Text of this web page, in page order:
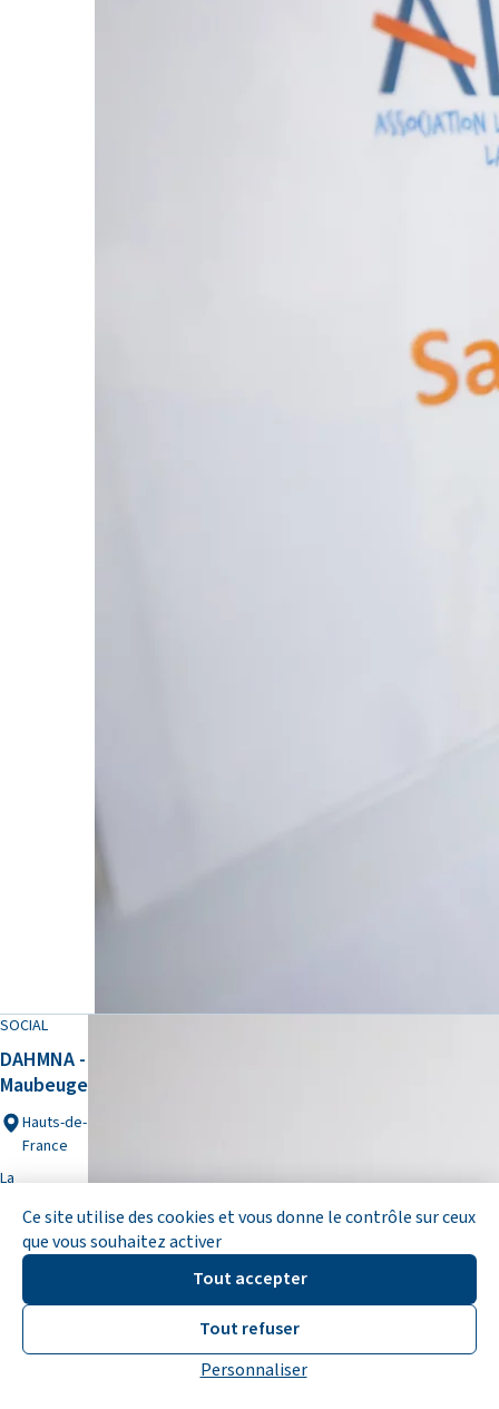
SOCIAL
DAHMNA -
Maubeuge
Hauts-de-
France
La
de l'enfance
Ce site utilise des cookies et vous donne le contrôle sur ceux
que vous souhaitez activer
Tout accepter
Tout refuser
Personnaliser